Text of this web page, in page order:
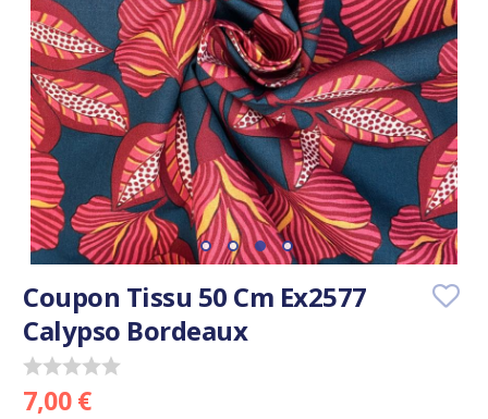
Coupon Tissu 50 Cm Ex2577
Calypso Bordeaux
7,00 €